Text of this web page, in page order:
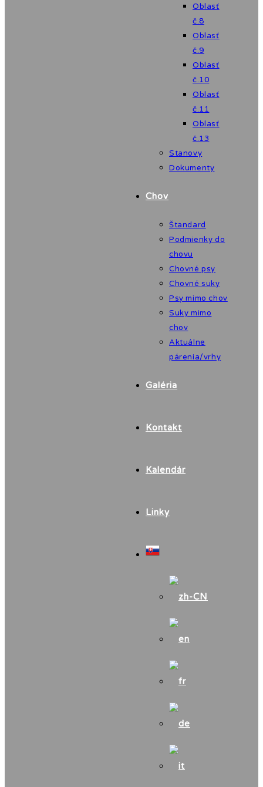
Oblasť
č.8
Oblasť
č.9
Oblasť
č.10
Oblasť
č.11
Oblasť
č.13
Stanovy
Dokumenty
Chov
Štandard
Podmienky do
chovu
Chovné psy
Chovné suky
Psy mimo chov
Suky mimo
chov
Aktuálne
párenia/vrhy
Galéria
Kontakt
Kalendár
Linky